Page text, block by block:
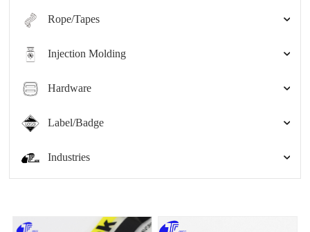
Rope/Tapes
Injection Molding
Hardware
Label/Badge
Industries